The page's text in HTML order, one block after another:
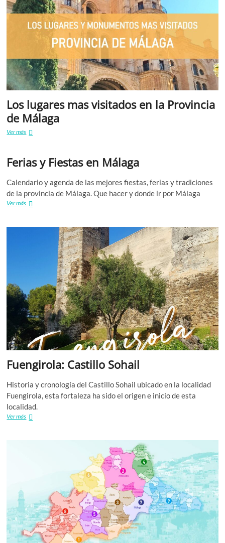
Los lugares mas visitados en la Provincia
de Málaga
Ver másLos
en
Provincia
de
Málaga
Ferias y Fiestas en Málaga
Calendario y agenda de las mejores fiestas, ferias y tradiciones
de la provincia de Málaga. Que hacer y donde ir por Málaga
Ver másFerias
en
Fuengirola: Castillo Sohail
Historia y cronología del Castillo Sohail ubicado en la localidad
Fuengirola, esta fortaleza ha sido el origen e inicio de esta
localidad.
Ver másFuengirola: